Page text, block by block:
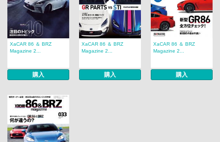
XaCAR 86 ＆ BRZ
Magazine 2...
購入
XaCAR 86 ＆ BRZ
Magazine 2...
購入
XaCAR 86 ＆ BRZ
Magazine 2...
購入